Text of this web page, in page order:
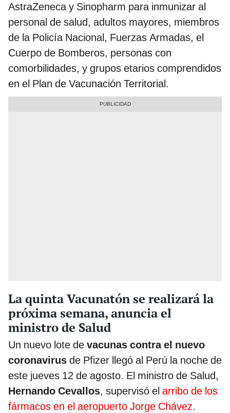
AstraZeneca y Sinopharm para inmunizar al
personal de salud, adultos mayores, miembros
de la Policía Nacional, Fuerzas Armadas, el
Cuerpo de Bomberos, personas con
comorbilidades, y grupos etarios comprendidos
en el Plan de Vacunación Territorial.
La quinta Vacunatón se realizará la
próxima semana, anuncia el
ministro de Salud
Un nuevo lote de vacunas contra el nuevo
coronavirus de Pfizer llegó al Perú la noche de
este jueves 12 de agosto. El ministro de Salud,
Hernando Cevallos, supervisó el arribo de los
fármacos en el aeropuerto Jorge Chávez.